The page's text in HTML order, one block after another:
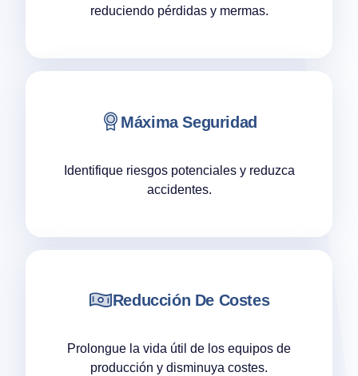
reduciendo pérdidas y mermas.
Máxima Seguridad
Identifique riesgos potenciales y reduzca
accidentes.
Reducción De Costes
Prolongue la vida útil de los equipos de
producción y disminuya costes.